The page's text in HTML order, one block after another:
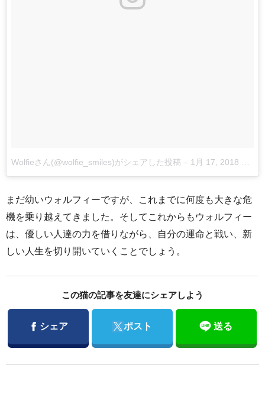
Wolfieさん(@wolfie_smiles)がシェアした投稿 – 1月 17, 2018 at 6:11午後 PST
まだ幼いウォルフィーですが、これまでに何度も大きな危
機を乗り越えてきました。そしてこれからもウォルフィー
は、優しい人達の力を借りながら、自分の運命と戦い、新
しい人生を切り開いていくことでしょう。
この猫の記事を友達にシェアしよう
Facebook
シェア Twitter
ポスト 送る